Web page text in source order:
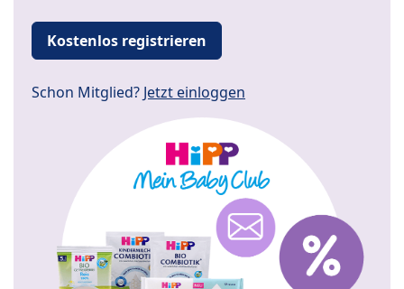
Kostenlos registrieren
Schon Mitglied? Jetzt einloggen